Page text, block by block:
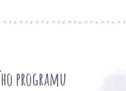
programu